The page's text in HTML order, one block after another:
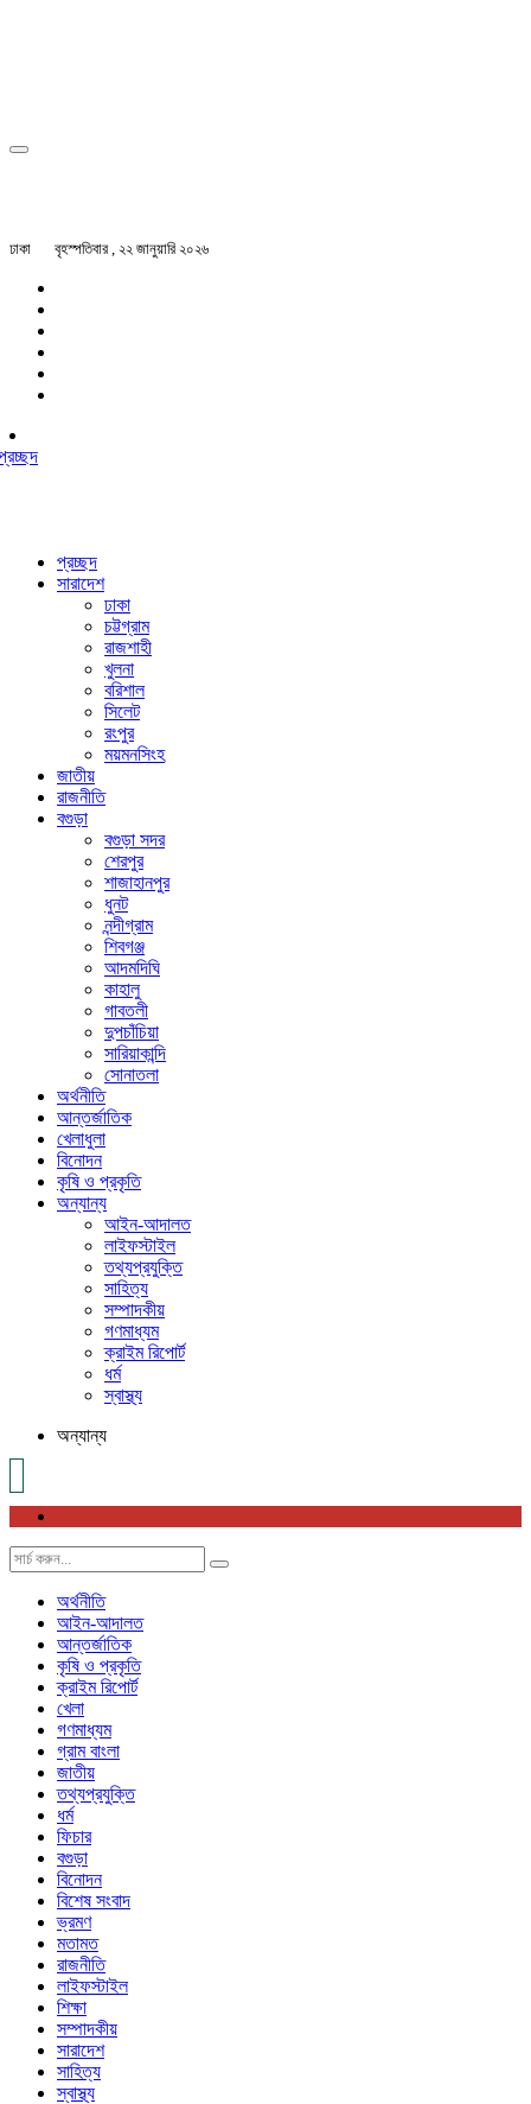
ঢাকা বৃহস্পতিবার , ২২ জানুয়ারি ২০২৬
প্রচ্ছদ
সারাদেশ
ঢাকা
চট্টগ্রাম
রাজশাহী
খুলনা
বরিশাল
সিলেট
রংপুর
ময়মনসিংহ
জাতীয়
রাজনীতি
বগুড়া
বগুড়া সদর
শেরপুর
শাজাহানপুর
ধুনট
নন্দীগ্রাম
শিবগঞ্জ
আদমদিঘি
কাহালু
গাবতলী
দুপচাঁচিয়া
সারিয়াকান্দি
সোনাতলা
অর্থনীতি
আন্তর্জাতিক
খেলাধুলা
বিনোদন
কৃষি ও প্রকৃতি
অন্যান্য
আইন-আদালত
লাইফস্টাইল
তথ্যপ্রযুক্তি
সাহিত্য
সম্পাদকীয়
গণমাধ্যম
ক্রাইম রিপোর্ট
ধর্ম
স্বাস্থ্য
অন্যান্য
অর্থনীতি
আইন-আদালত
আন্তর্জাতিক
কৃষি ও প্রকৃতি
ক্রাইম রিপোর্ট
খেলা
গণমাধ্যম
গ্রাম বাংলা
জাতীয়
তথ্যপ্রযুক্তি
ধর্ম
ফিচার
বগুড়া
বিনোদন
বিশেষ সংবাদ
ভ্রমণ
মতামত
রাজনীতি
লাইফস্টাইল
শিক্ষা
সম্পাদকীয়
সারাদেশ
সাহিত্য
স্বাস্থ্য